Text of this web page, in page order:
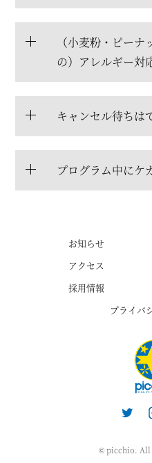
（小麦粉・ピー
の）アレルギー対
キャンセル待ちは
プログラム中にケ
お知らせ
アクセス
採用情報
プライバ
© picchio. All